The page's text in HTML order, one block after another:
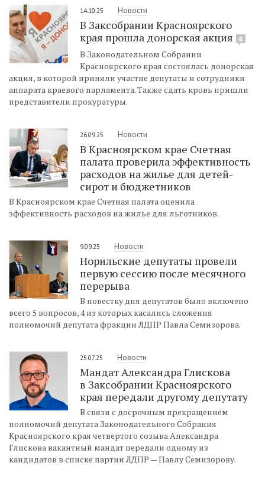
14.10.25 Новости
В Заксобрании Красноярского
края прошла донорская акция
6
В Законодательном Собрании
Красноярского края состоялась донорская
акция, в которой приняли участие депутаты и сотрудники
аппарата краевого парламента. Также сдать кровь пришли
представители прокуратуры.
26.09.25 Новости
В Красноярском крае Счетная
палата проверила эффективность
расходов на жилье для детей-
сирот и бюджетников
В Красноярском крае Счетная палата оценила
эффективность расходов на жилье для льготников.
9.09.25 Новости
Норильские депутаты провели
первую сессию после месячного
перерыва
В повестку дня депутатов было включено
всего 5 вопросов, 4 из которых касались сложения
полномочий депутата фракции ЛДПР Павла Семизорова.
25.07.25 Новости
Мандат Александра Глискова
в Заксобрании Красноярского
края передали другому депутату
В связи с досрочным прекращением
полномочий депутата Законодательного Собрания
Красноярского края четвертого созыва Александра
Глискова вакантный мандат передали одному из
кандидатов в списке партии ЛДПР — Павлу Семизорову.